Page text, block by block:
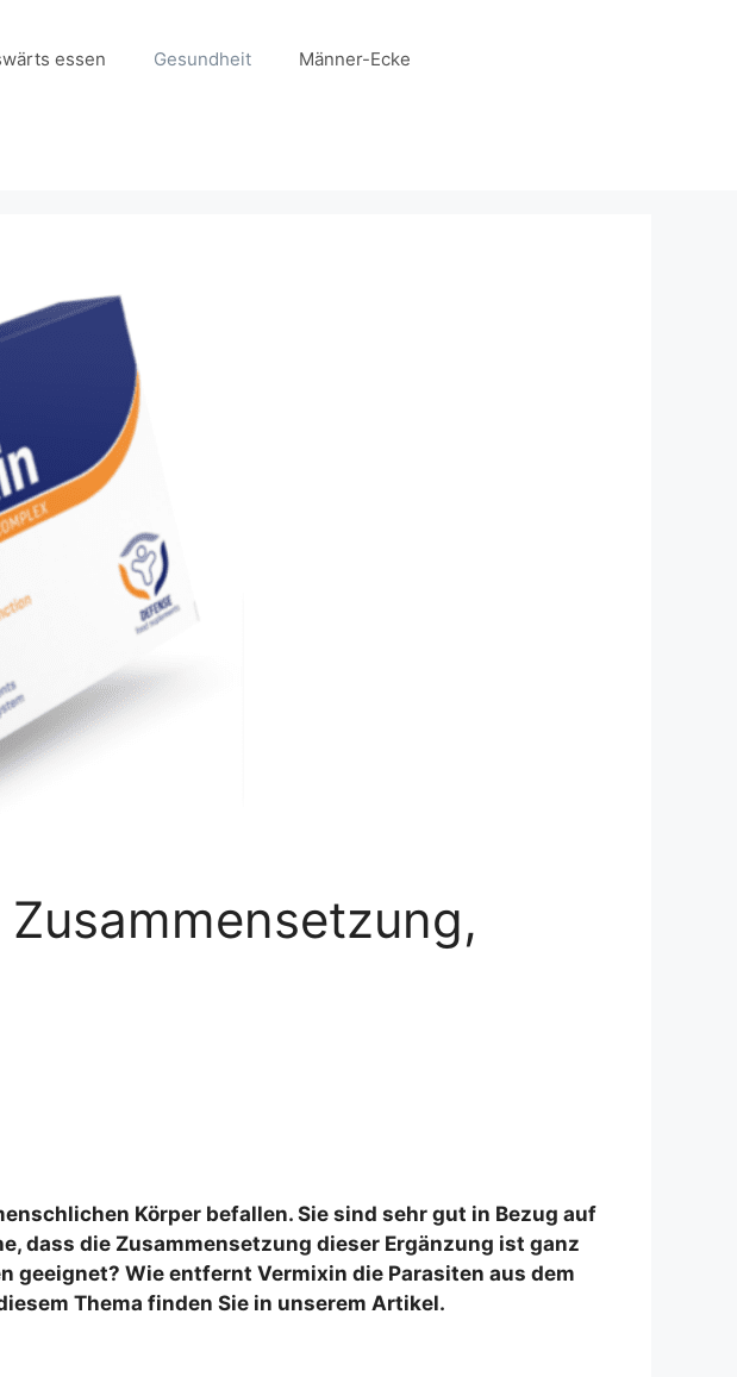
essen Gesundheit Männer-Ecke
Körper befallen. Sie sind sehr gut in Bezug auf
dass die Zusammensetzung dieser Ergänzung ist ganz
Wie entfernt Vermixin die Parasiten aus dem
Thema finden Sie in unserem Artikel.